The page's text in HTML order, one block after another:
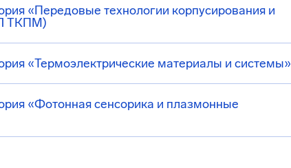
«Передовые технологии корпусирования и
ТКПМ)
«Термоэлектрические материалы и системы»
«Фотонная сенсорика и плазмонные